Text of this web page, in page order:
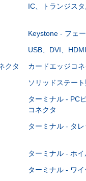
IC、トランジス
Keystone - フェ
USB、DVI、
クタ
カードエッジコ
ソリッドステー
ターミナル - PC
コネクタ
ターミナル - タ
ターミナル - ホ
ターミナル - ワ